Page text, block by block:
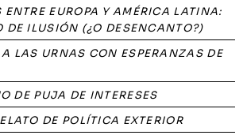
ENTRE EUROPA Y AMÉRICA LATINA:
DE ILUSIÓN (¿O DESENCANTO?)
LAS URNAS CON ESPERANZAS DE
DE PUJA DE INTERESES
DE POLÍTICA EXTERIOR